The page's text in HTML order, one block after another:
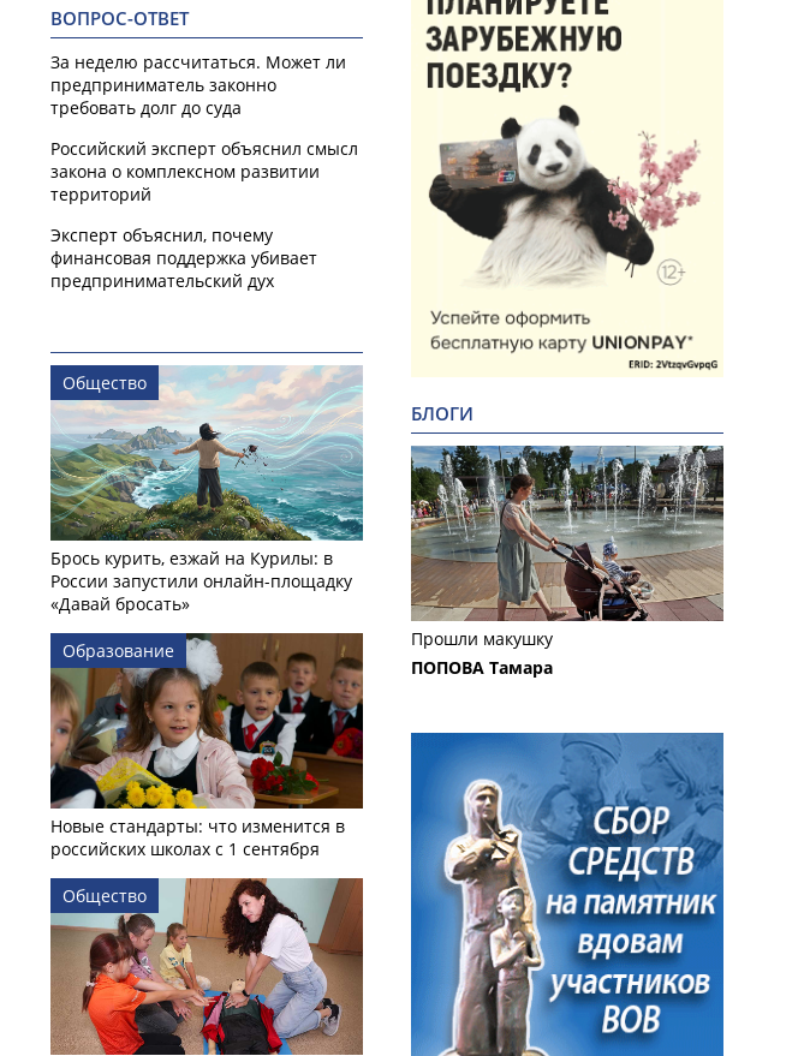
ВОПРОС-ОТВЕТ
За неделю рассчитаться. Может ли
предприниматель законно
требовать долг до суда
Российский эксперт объяснил смысл
закона о комплексном развитии
территорий
Эксперт объяснил, почему
финансовая поддержка убивает
предпринимательский дух
Общество
Брось курить, езжай на Курилы: в
России запустили онлайн-­площадку
«Давай бросать»
Образование
Новые стандарты: что изменится в
российских школах с 1 сентября
Общество
БЛОГИ
Прошли макушку
ПОПОВА Тамара